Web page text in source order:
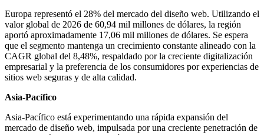
Europa representó el 28% del mercado del diseño web. Utilizando el
valor global de 2026 de 60,94 mil millones de dólares, la región
aportó aproximadamente 17,06 mil millones de dólares. Se espera
que el segmento mantenga un crecimiento constante alineado con la
CAGR global del 8,48%, respaldado por la creciente digitalización
empresarial y la preferencia de los consumidores por experiencias de
sitios web seguras y de alta calidad.
Asia-Pacífico
Asia-Pacífico está experimentando una rápida expansión del
mercado de diseño web, impulsada por una creciente penetración de